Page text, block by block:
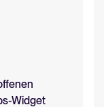
Widget